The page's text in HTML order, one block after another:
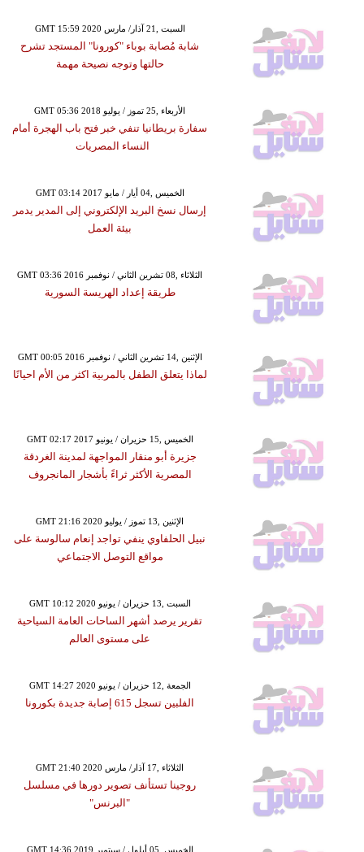
GMT 15:59 2020 السبت ,21 آذار/ مارس
شابة مُصابة بوباء "كورونا" المستجد تشرح
حالتها وتوجه نصيحة مهمة
GMT 05:36 2018 الأربعاء ,25 تموز / يوليو
سفارة بريطانيا تنفي خبر فتح باب الهجرة أمام
النساء المصريات
GMT 03:14 2017 الخميس ,04 أيار / مايو
إرسال نسخ البريد الإلكتروني إلى المدير يدمر
بيئة العمل
GMT 03:36 2016 الثلاثاء ,08 تشرين الثاني / نوفمبر
طريقة إعداد الهريسة السورية
GMT 00:05 2016 الإثنين ,14 تشرين الثاني / نوفمبر
لماذا يتعلق الطفل بالمربية اكثر من الأم احيانًا
GMT 02:17 2017 الخميس ,15 حزيران / يونيو
جزيرة أبو منقار المواجهة لمدينة الغردقة
المصرية الأكثر ثراءً بأشجار المانجروف
GMT 21:16 2020 الإثنين ,13 تموز / يوليو
نبيل الحلفاوي ينفي تواجد إنعام سالوسة على
مواقع التوصل الاجتماعي
GMT 10:12 2020 السبت ,13 حزيران / يونيو
تقرير يرصد أشهر الساحات العامة السياحية
على مستوى العالم
GMT 14:27 2020 الجمعة ,12 حزيران / يونيو
الفلبين تسجل 615 إصابة جديدة بكورونا
GMT 21:40 2020 الثلاثاء ,17 آذار/ مارس
روجينا تستأنف تصوير دورها في مسلسل
"البرنس"
GMT 14:36 2019 الخميس ,05 أيلول / سبتمبر